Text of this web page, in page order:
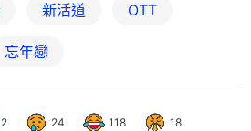
新活道 OTT
忘年戀
2 24 118 18